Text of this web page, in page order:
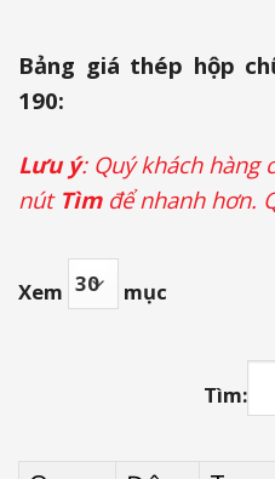
Bảng giá thép hộp
190:
Lưu ý: Quý khách hàng
nút Tìmđể nhanh hơn.
Xem mục
Tìm: